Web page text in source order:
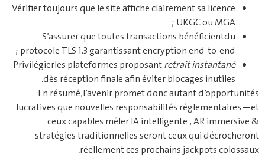
Vérifier toujours que le site affiche clairement sa licence
UKGC ou MGA ;
S’assurer que toutes transactions bénéficientdu
protocole TLS 1.3 garantissant encryption end-to-end ;
Privilégierles plateformes proposantretrait instantané
dès réception finale afin éviter blocages inutiles.
En résumé,l’avenir promet donc autant d’opportunités
lucratives que nouvelles responsabilités réglementaires — et
ceux capables mêler IA intelligente , AR immersive &
stratégies traditionnelles seront ceux qui décrocheront
réellement ces prochains jackpots colossaux.